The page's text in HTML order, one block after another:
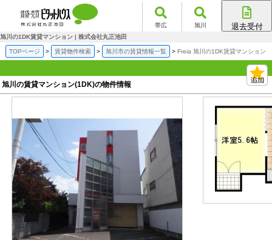
帯広 旭川 退去受付
旭川の1DK賃貸マンション | 株式会社丸正池田
TOPページ 賃貸物件検索 旭川市の賃貸情報一覧 Freia 旭川の1DK賃貸マンション
旭川の賃貸マンション(1DK)の物件情報